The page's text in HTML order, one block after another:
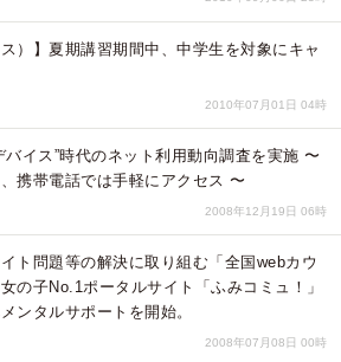
）】夏期講習期間中、中学生を対象にキャ
2010年07月01日 04時
バイス”時代のネット利用動向調査を実施 〜
携帯電話では手軽にアクセス 〜
2008年12月19日 06時
ト問題等の解決に取り組む「全国webカウ
の子No.1ポータルサイト「ふみコミュ！」
ンタルサポートを開始。
2008年07月08日 00時